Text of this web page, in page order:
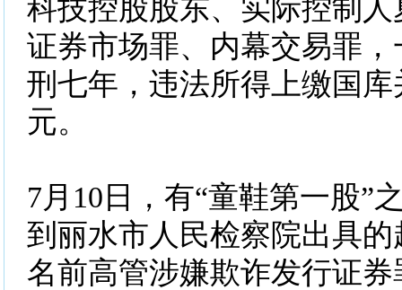
科技控股股东、实际控制
证券市场罪、内幕交易罪
刑七年，违法所得上缴国库
元。
7月10日，有“童鞋第一股”
到丽水市人民检察院出具
名前高管涉嫌欺诈发行证